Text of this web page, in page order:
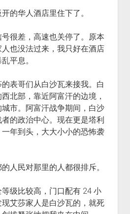
的华人酒店里住下了。
很差，高速也关停了。原本
也没法过来，我只好在酒店
平息。
表哥们从白沙瓦来接我。白
北部，靠近阿富汗的边境，
市。阿富汗战争期间，白沙
的政治中心。现在更是塔利
年到头，大大小小的恐怖袭
人民对那里的人都很排斥。
级比较高，门口配有 24 小
艾莎家人是白沙瓦的，就死